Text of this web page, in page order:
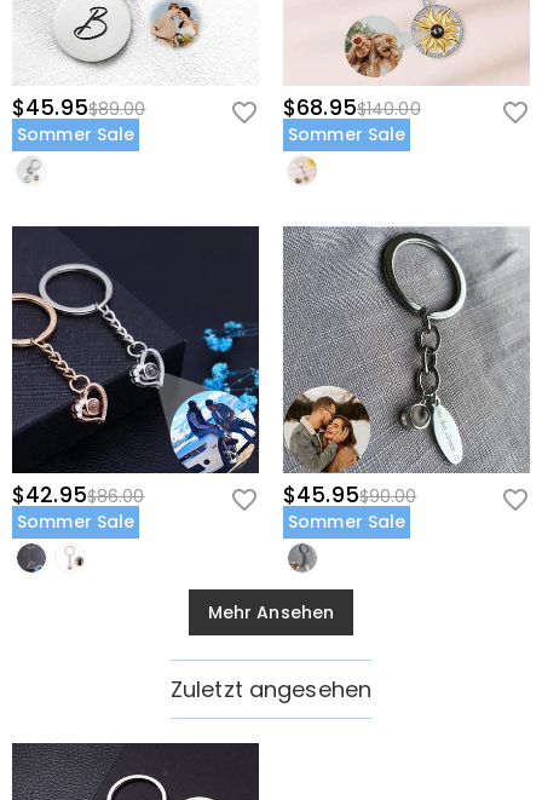
$45.95$89.00
Sommer Sale
$68.95$140.00
Sommer Sale
$42.95$86.00
Sommer Sale
$45.95$90.00
Sommer Sale
Mehr Ansehen
Zuletzt angesehen